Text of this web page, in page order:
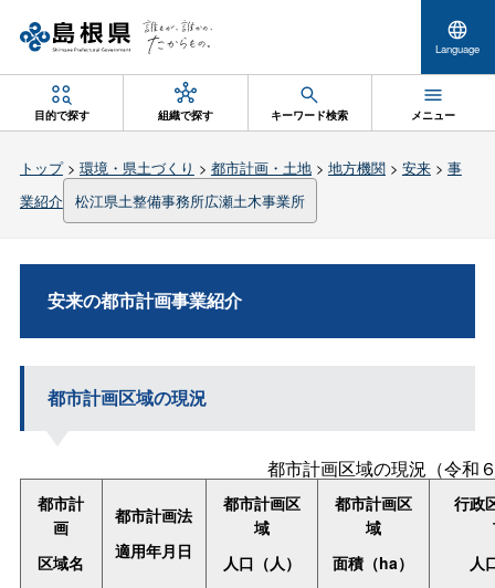
Language
目的で探す 組織で探す キーワード検索 メニュー
トップ> 環境・県土づくり > 都市計画・土地> 地方機関> 安来> 事
業紹介 松江県土整備事務所広瀬土木事業所
安来の都市計画事業紹介
都市計画区域の現況
都市計画区域の現況（令和
都市計
画
区域名
都市計画法
適用年月日
都市計画区
域
人口（人）
都市計画区
域
面積（ha）
行政
人